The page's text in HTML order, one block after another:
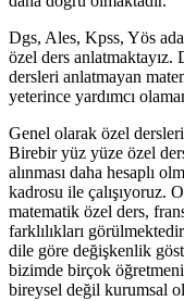
Dgs, Ales, Kpss, Yös
özel ders
dersleri anlatmayan
yeterince yardımcı
Genel olarak özel
Birebir yüz yüze özel
alınması daha hesaplı
kadrosu ile çalışıyoruz.
matematik özel ders,
farklılıkları
dile göre değişkenlik
bizimde birçok
bireysel değil kurumsal